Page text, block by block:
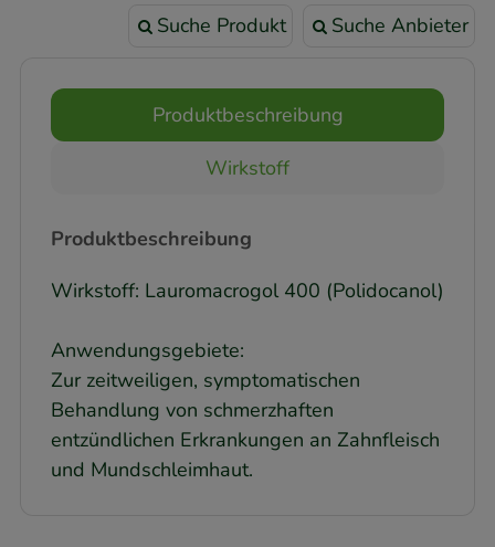
Suche Produkt Suche Anbieter
Produktbeschreibung
Wirkstoff
Produktbeschreibung
Wirkstoff: Lauromacrogol 400 (Polidocanol)
Anwendungsgebiete:
Zur zeitweiligen, symptomatischen
Behandlung von schmerzhaften
entzündlichen Erkrankungen an Zahnfleisch
und Mundschleimhaut.